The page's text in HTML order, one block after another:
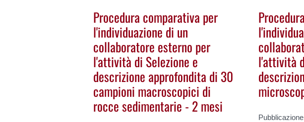
Procedura comparativa per
l'individuazione di un
collaboratore esterno per
l'attività di Selezione e
descrizione approfondita di 30
campioni macroscopici di
rocce sedimentarie - 2 mesi
l'attività